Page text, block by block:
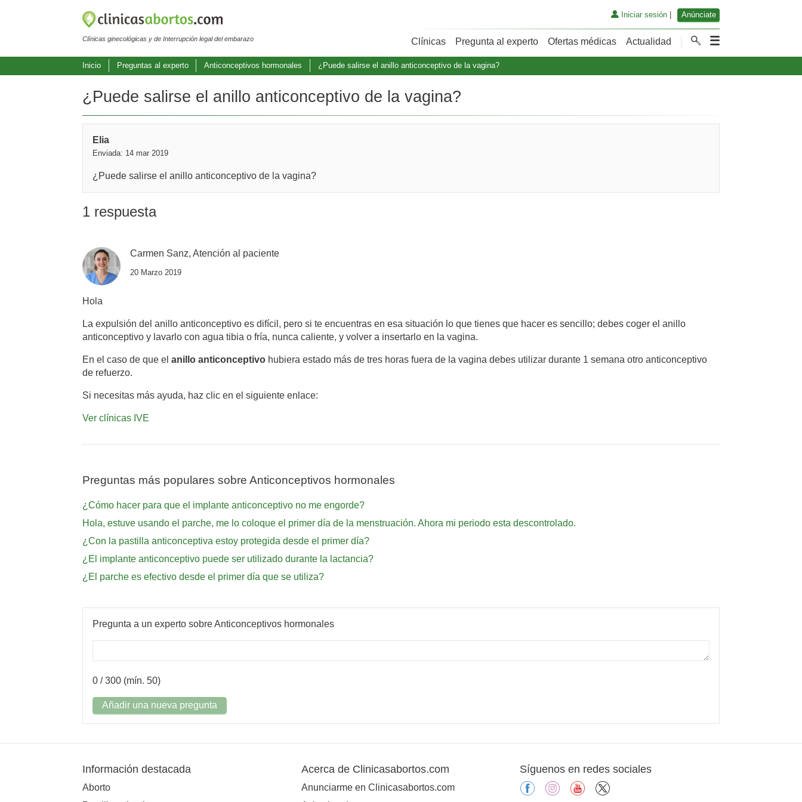
Clínicas ginecológicas y de Interrupción legal del embarazo
Iniciar sesión| Anúnciate
Clínicas Pregunta al experto Ofertas médicas Actualidad
Inicio Preguntas al experto Anticonceptivos hormonales ¿Puede salirse el anillo anticonceptivo de la vagina?
¿Puede salirse el anillo anticonceptivo de la vagina?
Elia
Enviada: 14 mar 2019
¿Puede salirse el anillo anticonceptivo de la vagina?
1 respuesta
Carmen Sanz, Atención al paciente
20 Marzo 2019
Hola
La expulsión del anillo anticonceptivo es difícil, pero si te encuentras en esa situación lo que tienes que hacer es sencillo; debes coger el anillo
anticonceptivo y lavarlo con agua tibia o fría, nunca caliente, y volver a insertarlo en la vagina.
En el caso de que el anillo anticonceptivo hubiera estado más de tres horas fuera de la vagina debes utilizar durante 1 semana otro anticonceptivo
de refuerzo.
Si necesitas más ayuda, haz clic en el siguiente enlace:
Ver clínicas IVE
Preguntas más populares sobre Anticonceptivos hormonales
¿Cómo hacer para que el implante anticonceptivo no me engorde?
Hola, estuve usando el parche, me lo coloque el primer día de la menstruación. Ahora mi periodo esta descontrolado.
¿Con la pastilla anticonceptiva estoy protegida desde el primer día?
¿El implante anticonceptivo puede ser utilizado durante la lactancia?
¿El parche es efectivo desde el primer día que se utiliza?
Pregunta a un experto sobre Anticonceptivos hormonales
0 / 300 (mín. 50)
Añadir una nueva pregunta
Información destacada
Aborto
Acerca de Clinicasabortos.com
Anunciarme en Clinicasabortos.com
Síguenos en redes sociales
facebookinstagramyoutube